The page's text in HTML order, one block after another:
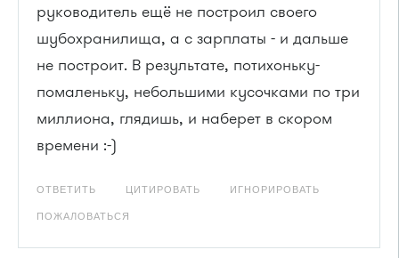
руководитель ещё не построил своего
шубохранилища, а с зарплаты - и дальше
не построит. В результате, потихоньку-
помаленьку, небольшими кусочками по три
миллиона, глядишь, и наберет в скором
времени :-)
ОТВЕТИТЬ ЦИТИРОВАТЬ ИГНОРИРОВАТЬ
ПОЖАЛОВАТЬСЯ